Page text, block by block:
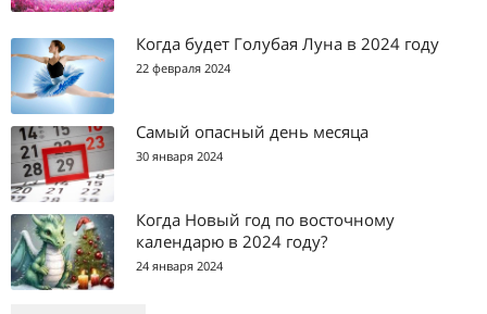
Когда будет Голубая Луна в 2024 году
22 февраля 2024
Самый опасный день месяца
30 января 2024
Когда Новый год по восточному
календарю в 2024 году?
24 января 2024